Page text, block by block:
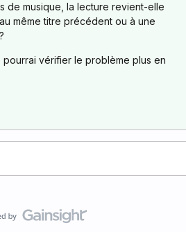
de musique, la lecture revient-elle
même titre précédent ou à une
pourrai vérifier le problème plus en